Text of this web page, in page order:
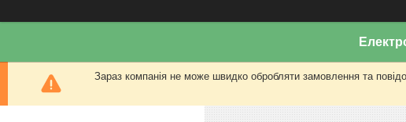
Зараз компанія не може швидко обробляти замовлення та